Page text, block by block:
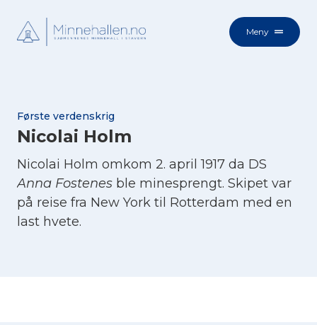
Meny
Første verdenskrig
Nicolai Holm
Nicolai Holm omkom 2. april 1917 da DS
Anna Fostenes ble minesprengt. Skipet var
på reise fra New York til Rotterdam med en
last hvete.